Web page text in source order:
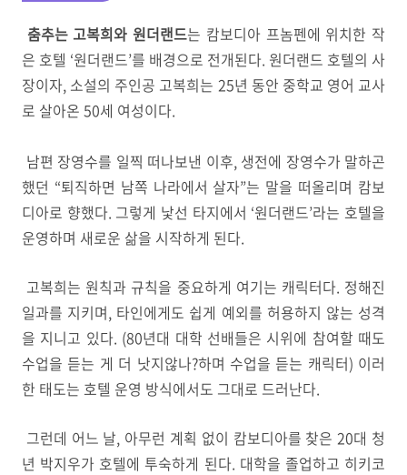
춤추는 고복희와 원더랜드는 캄보디아 프놈펜에 위치한 작
은 호텔 ‘원더랜드’를 배경으로 전개된다. 원더랜드 호텔의 사
장이자, 소설의 주인공 고복희는 25년 동안 중학교 영어 교사
로 살아온 50세 여성이다.
남편 장영수를 일찍 떠나보낸 이후, 생전에 장영수가 말하곤
했던 “퇴직하면 남쪽 나라에서 살자”는 말을 떠올리며 캄보
디아로 향했다. 그렇게 낯선 타지에서 ‘원더랜드’라는 호텔을
운영하며 새로운 삶을 시작하게 된다.
고복희는 원칙과 규칙을 중요하게 여기는 캐릭터다. 정해진
일과를 지키며, 타인에게도 쉽게 예외를 허용하지 않는 성격
을 지니고 있다. (80년대 대학 선배들은 시위에 참여할 때도
수업을 듣는 게 더 낫지않나?하며 수업을 듣는 캐릭터) 이러
한 태도는 호텔 운영 방식에서도 그대로 드러난다.
그런데 어느 날, 아무런 계획 없이 캄보디아를 찾은 20대 청
년 박지우가 호텔에 투숙하게 된다. 대학을 졸업하고 히키코